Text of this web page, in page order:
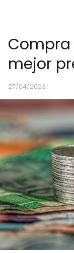
Compra
mejor
27/04/2023